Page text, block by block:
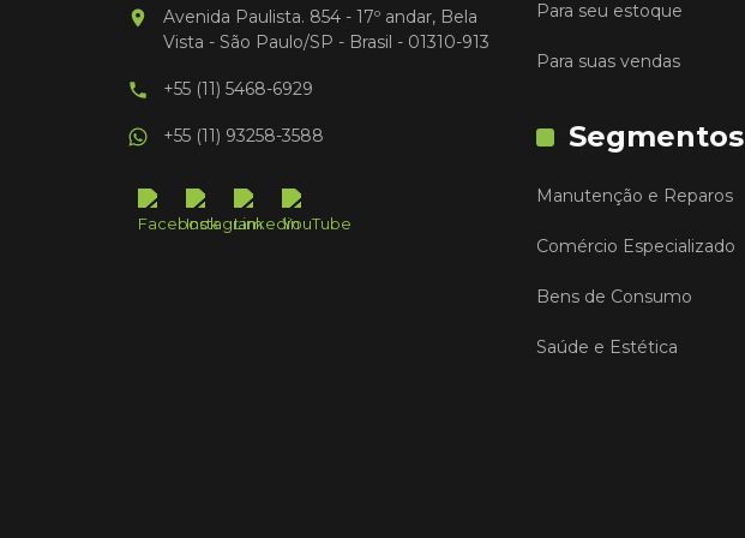
Avenida Paulista. 854 - 17º andar, Bela
Vista - São Paulo/SP - Brasil - 01310-913
+55 (11) 5468-6929
+55 (11) 93258-3588
Para seu estoque
Para suas vendas
Segmentos
Manutenção e Reparos
Comércio Especializado
Bens de Consumo
Saúde e Estética